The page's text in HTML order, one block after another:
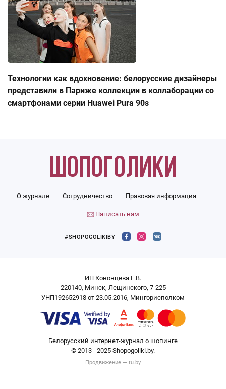
Технологии как вдохновение: белорусские дизайнеры
представили в Париже коллекции в коллаборации со
смартфонами серии Huawei Pura 90s
О журнале Сотрудничество Правовая информация
Написать нам
#SHOPOGOLIKIBY
ИП Кононцева Е.В.
220140, Минск, Лещинского, 7-225
УНП192652918 от 23.05.2016, Мингорисполком
Белорусский интернет-журнал о шопинге
© 2013 - 2025 Shopogoliki.by.
Продвижение — tu.by